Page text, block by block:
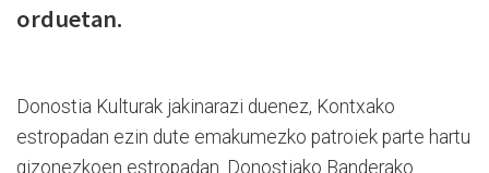
orduetan.
Donostia Kulturak jakinarazi duenez, Kontxako
estropadan ezin dute emakumezko patroiek parte hartu
gizonezkoen estropadan. Donostiako Banderako